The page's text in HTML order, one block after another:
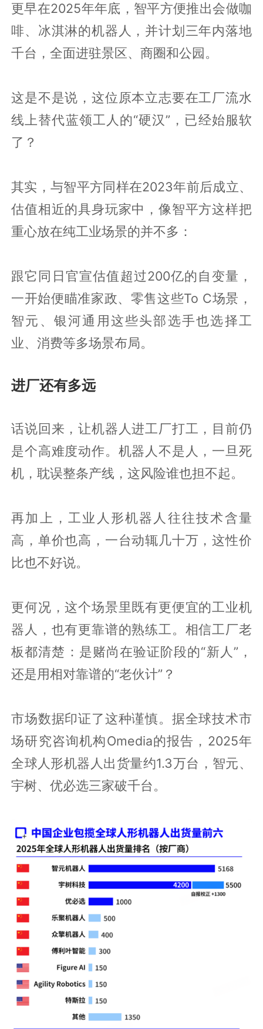
更早在2025年年底，智平方便推出会做咖
啡、冰淇淋的机器人，并计划三年内落地
千台，全面进驻景区、商圈和公园。
这是不是说，这位原本立志要在工厂流水
线上替代蓝领工人的“硬汉”，已经始服软
了？
其实，与智平方同样在2023年前后成立、
估值相近的具身玩家中，像智平方这样把
重心放在纯工业场景的并不多：
跟它同日官宣估值超过200亿的自变量，
一开始便瞄准家政、零售这些To C场景，
智元、银河通用这些头部选手也选择工
业、消费等多场景布局。
进厂还有多远
话说回来，让机器人进工厂打工，目前仍
是个高难度动作。机器人不是人，一旦死
机，耽误整条产线，这风险谁也担不起。
再加上，工业人形机器人往往技术含量
高，单价也高，一台动辄几十万，这性价
比也不好说。
更何况，这个场景里既有更便宜的工业机
器人，也有更靠谱的熟练工。相信工厂老
板都清楚：是赌尚在验证阶段的“新人”，
还是用相对靠谱的“老伙计”？
市场数据印证了这种谨慎。据全球技术市
场研究咨询机构Omedia的报告，2025年
全球人形机器人出货量约1.3万台，智元、
宇树、优必选三家破千台。